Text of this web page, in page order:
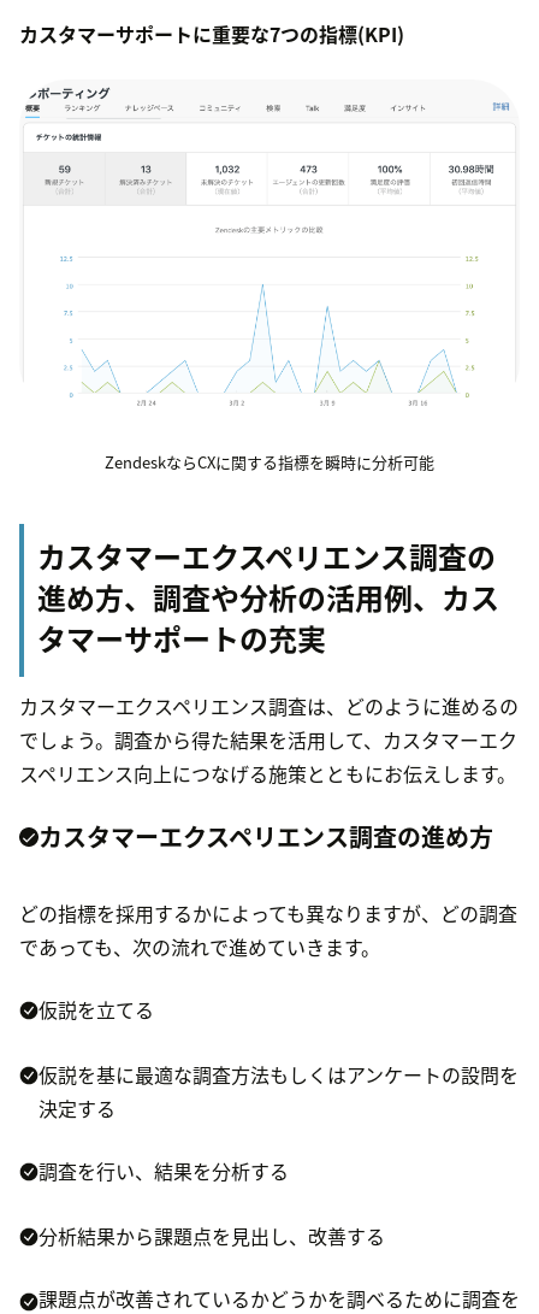
カスタマーサポートに重要な7つの指標(KPI)
ZendeskならCXに関する指標を瞬時に分析可能
カスタマーエクスペリエンス調査の
進め方、調査や分析の活用例、カス
タマーサポートの充実
カスタマーエクスペリエンス調査は、どのように進めるの
でしょう。調査から得た結果を活用して、カスタマーエク
スペリエンス向上につなげる施策とともにお伝えします。
カスタマーエクスペリエンス調査の進め方
どの指標を採用するかによっても異なりますが、どの調査
であっても、次の流れで進めていきます。
仮説を立てる
仮説を基に最適な調査方法もしくはアンケートの設問を
決定する
調査を行い、結果を分析する
分析結果から課題点を見出し、改善する
課題点が改善されているかどうかを調べるために調査を